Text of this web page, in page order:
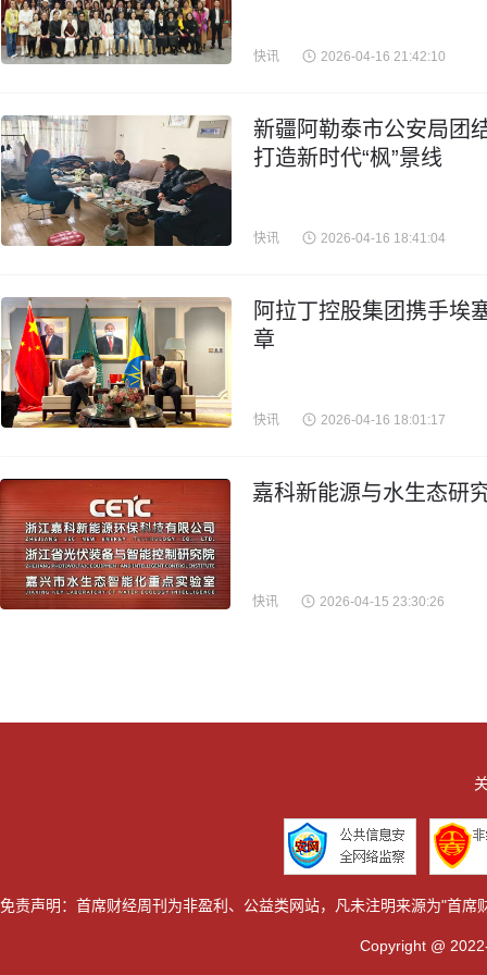
快讯 2026-04-16 21:42:10
新疆阿勒泰市公安局团
打造新时代“枫”景线
快讯 2026-04-16 18:41:04
阿拉丁控股集团携手埃
章
快讯 2026-04-16 18:01:17
嘉科新能源与水生态研
快讯 2026-04-15 23:30:26
免责声明：首席财经周刊为非盈利、公益类网站，凡未注明来源为"首
Copyright @